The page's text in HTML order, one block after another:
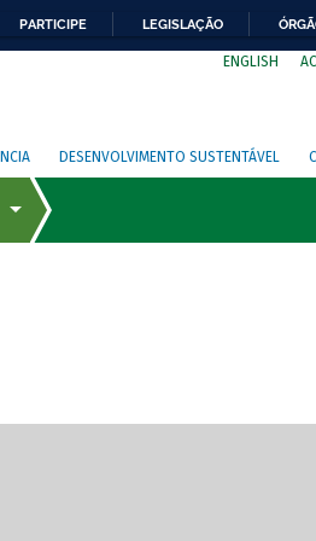
PARTICIPE LEGISLAÇÃO
ENGLISH
DESENVOLVIMENTO SUSTENTÁVEL
de